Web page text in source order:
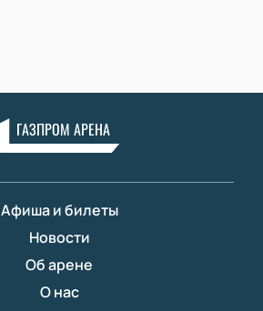
ГАЗПРОМ АРЕНА
Афиша и билеты
Новости
Об арене
О нас